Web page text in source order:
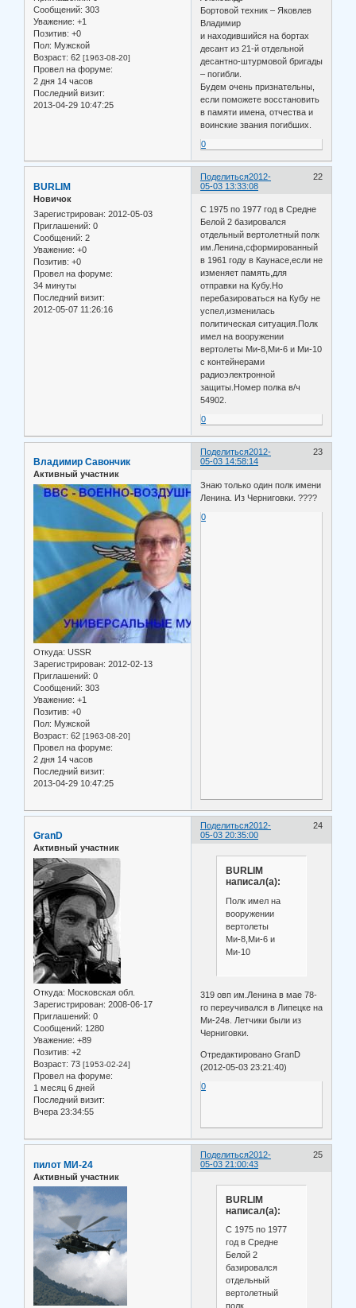
Сообщений: 303
Уважение: +1
Позитив: +0
Пол: Мужской
Возраст: 62 [1963-08-20]
Провел на форуме:
2 дня 14 часов
Последний визит:
2013-04-29 10:47:25
Бортовой техник – Яковлев
Владимир
и находившийся на бортах
десант из 21-й отдельной
десантно-штурмовой бригады
– погибли.
Будем очень признательны,
если поможете восстановить
в памяти имена, отчества и
воинские звания погибших.
0
Поделиться 22
2012-
05-03 13:33:08
BURLIM
Новичок
Зарегистрирован: 2012-05-03
Приглашений: 0
Сообщений: 2
Уважение: +0
Позитив: +0
Провел на форуме:
34 минуты
Последний визит:
2012-05-07 11:26:16
С 1975 по 1977 год в Средне
Белой 2 базировался
отдельный вертолетный полк
им.Ленина,сформированный
в 1961 году в Каунасе,если не
изменяет память,для
отправки на Кубу.Но
перебазироваться на Кубу не
успел,изменилась
политическая ситуация.Полк
имел на вооружении
вертолеты Ми-8,Ми-6 и Ми-10
с контейнерами
радиоэлектронной
защиты.Номер полка в/ч
54902.
0
Поделиться 23
2012-
05-03 14:58:14
Владимир Савончик
Активный участник
Откуда: USSR
Зарегистрирован: 2012-02-13
Приглашений: 0
Сообщений: 303
Уважение: +1
Позитив: +0
Пол: Мужской
Возраст: 62 [1963-08-20]
Провел на форуме:
2 дня 14 часов
Последний визит:
2013-04-29 10:47:25
Знаю только один полк имени
Ленина. Из Черниговки. ????
0
Поделиться 24
2012-
05-03 20:35:00
GranD
Активный участник
Откуда: Московская обл.
Зарегистрирован: 2008-06-17
Приглашений: 0
Сообщений: 1280
Уважение: +89
Позитив: +2
Возраст: 73 [1953-02-24]
Провел на форуме:
1 месяц 6 дней
Последний визит:
Вчера 23:34:55
BURLIM
написал(а):
Полк имел на
вооружении
вертолеты
Ми-8,Ми-6 и
Ми-10
319 овп им.Ленина в мае 78-
го переучивался в Липецке на
Ми-24в. Летчики были из
Черниговки.
Отредактировано GranD
(2012-05-03 23:21:40)
0
Поделиться 25
2012-
05-03 21:00:43
пилот МИ-24
Активный участник
BURLIM
написал(а):
С 1975 по 1977
год в Средне
Белой 2
базировался
отдельный
вертолетный
полк